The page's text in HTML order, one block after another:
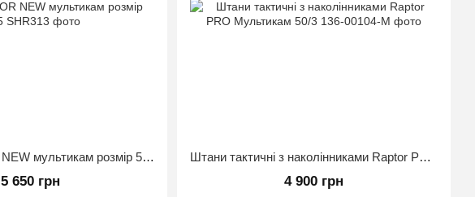
Штани RAPTOR NEW мультикам розмір 52/5
5 650 грн
Штани тактичні з наколінниками Raptor PRO Мультикам 50/3
4 900 грн